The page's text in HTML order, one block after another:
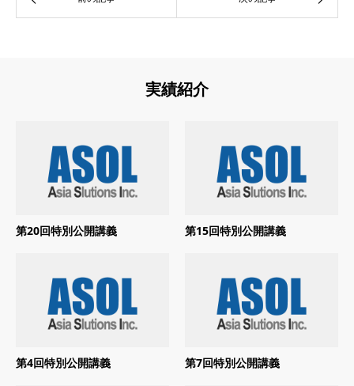
実績紹介
第20回特別公開講義 第15回特別公開講義
第4回特別公開講義 第7回特別公開講義